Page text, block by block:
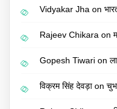
Vidyakar Jha on
Rajeev Chikara on
Gopesh Tiwari on
विक्रम सिंह देवड़ाon